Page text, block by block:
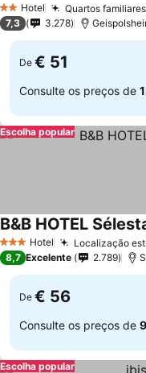
2 Estrelas
Hotel Quartos
7,3 3.278
De € 51
Consulte os preços de
Escolha popular
3 EstrelasHotel Localização
B&B HOTEL
8,7 Excelente 2.789
De € 56
Consulte os preços de
Escolha popular